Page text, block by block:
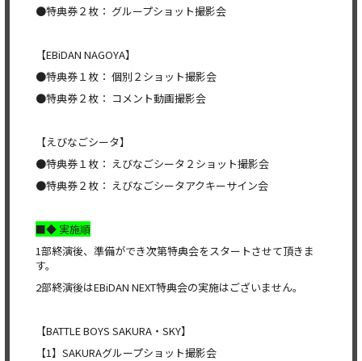
●特典券２枚： グループショット撮影会
【EBiDAN NAGOYA】
●特典券１枚： 個別２ショット撮影会
●特典券２枚： コメント動画撮影会
【えびなごシータ】
●特典券１枚： えびなごシータ２ショット撮影会
●特典券２枚： えびなごシータアクキーサイン会
■◆ 実施順
1部終演後、準備ができ次第特典会をスタートさせて頂きま
す。
2部終演後はEBiDAN NEXT特典会の実施はございません。
【BATTLE BOYS SAKURA・SKY】
【1】SAKURAグループショット撮影会